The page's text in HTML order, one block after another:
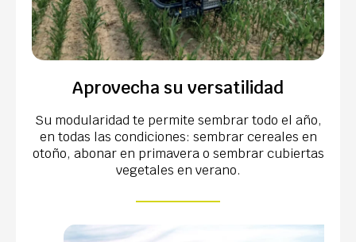
Aprovecha su versatilidad
Su modularidad te permite sembrar todo el año,
en todas las condiciones: sembrar cereales en
otoño, abonar en primavera o sembrar cubiertas
vegetales en verano.